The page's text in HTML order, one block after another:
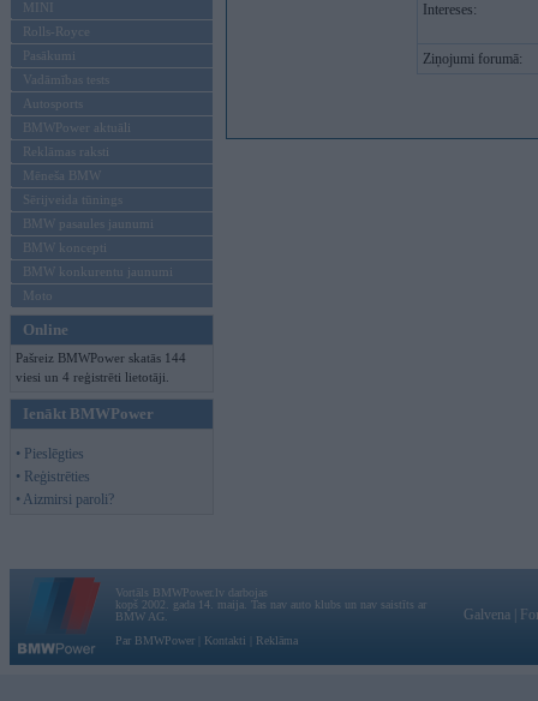
MINI
Rolls-Royce
Pasākumi
Vadāmības tests
Autosports
BMWPower aktuāli
Reklāmas raksti
Mēneša BMW
Sērijveida tūnings
BMW pasaules jaunumi
BMW koncepti
BMW konkurentu jaunumi
Moto
Online
Pašreiz BMWPower skatās 144
viesi un 4 reģistrēti lietotāji.
Ienākt BMWPower
• Pieslēgties
• Reģistrēties
• Aizmirsi paroli?
Intereses:
Ziņojumi forumā:
Vortāls BMWPower.lv darbojas
kopš 2002. gada 14. maija. Tas nav auto klubs un nav saistīts ar
BMW AG.
Par BMWPower
Kontakti Reklāma
Galvena